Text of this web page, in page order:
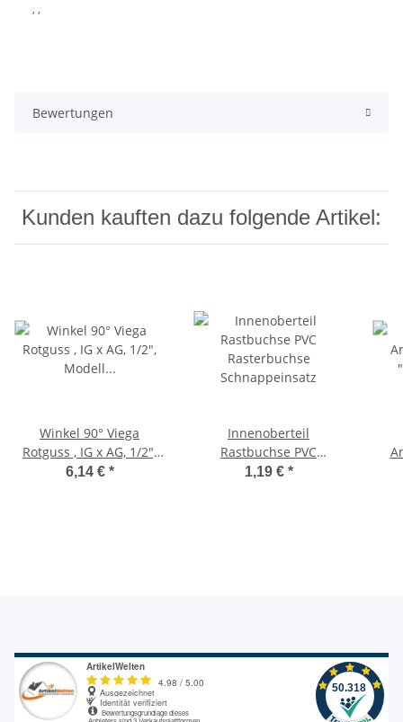
, ,
Bewertungen
Kunden kauften dazu folgende Artikel:
Winkel 90° Viega
Rotguss , IG x AG, 1/2",
Modell 3092
6,14 € *
Innenoberteil
Rastbuchse PVC
Rasterbuchse
1,19 € *